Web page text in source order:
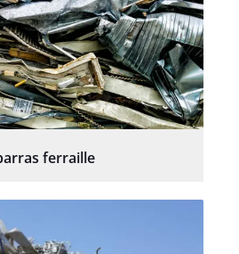
ferraille